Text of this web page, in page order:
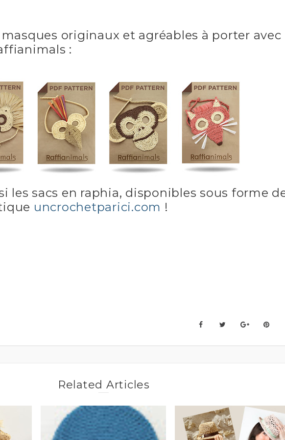
originaux et agréables à porter avec
:
les sacs en raphia, disponibles sous forme
uncrochetparici.com !
Related Articles